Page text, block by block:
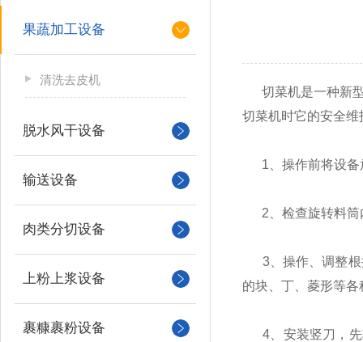
果蔬加工设备
清洗去皮机
脱水风干设备
输送设备
肉类分切设备
上粉上浆设备
裹糠裹粉设备
切菜机是一种新型
切菜机时它的安全
1、操作前将设备
2、检查旋转料筒
3、操作、调整根
的块、丁、菱形等各
4、安装竖刀，先